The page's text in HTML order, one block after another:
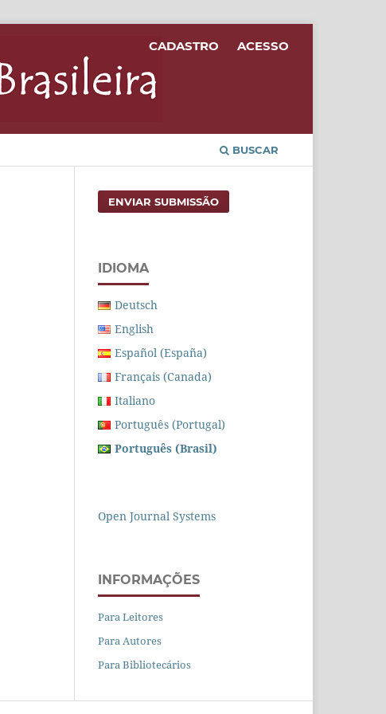
BUSCAR
CADASTRO ACESSO
ENVIAR SUBMISSÃO
IDIOMA
Deutsch
English
Español (España)
Français (Canada)
Italiano
Português (Portugal)
Português (Brasil)
Open Journal Systems
INFORMAÇÕES
Para Leitores
Para Autores
Para Bibliotecários